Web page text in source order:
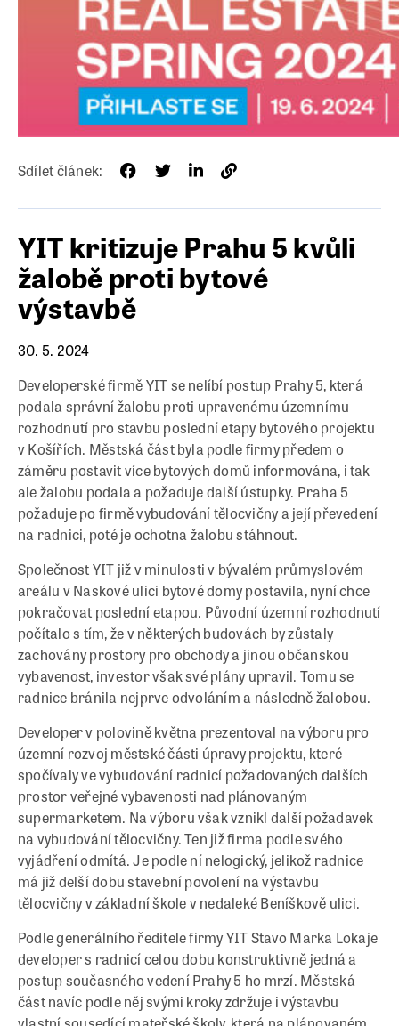
Sdílet článek:
YIT kritizuje Prahu 5 kvůli
žalobě proti bytové
výstavbě
30. 5. 2024
Developerské firmě YIT se nelíbí postup Prahy 5, která
podala správní žalobu proti upravenému územnímu
rozhodnutí pro stavbu poslední etapy bytového projektu
v Košířích. Městská část byla podle firmy předem o
záměru postavit více bytových domů informována, i tak
ale žalobu podala a požaduje další ústupky. Praha 5
požaduje po firmě vybudování tělocvičny a její převedení
na radnici, poté je ochotna žalobu stáhnout.
Společnost YIT již v minulosti v bývalém průmyslovém
areálu v Naskové ulici bytové domy postavila, nyní chce
pokračovat poslední etapou. Původní územní rozhodnutí
počítalo s tím, že v některých budovách by zůstaly
zachovány prostory pro obchody a jinou občanskou
vybavenost, investor však své plány upravil. Tomu se
radnice bránila nejprve odvoláním a následně žalobou.
Developer v polovině května prezentoval na výboru pro
územní rozvoj městské části úpravy projektu, které
spočívaly ve vybudování radnicí požadovaných dalších
prostor veřejné vybavenosti nad plánovaným
supermarketem. Na výboru však vznikl další požadavek
na vybudování tělocvičny. Ten již firma podle svého
vyjádření odmítá. Je podle ní nelogický, jelikož radnice
má již delší dobu stavební povolení na výstavbu
tělocvičny v základní škole v nedaleké Beníškově ulici.
Podle generálního ředitele firmy YIT Stavo Marka Lokaje
developer s radnicí celou dobu konstruktivně jedná a
postup současného vedení Prahy 5 ho mrzí. Městská
část navíc podle něj svými kroky zdržuje i výstavbu